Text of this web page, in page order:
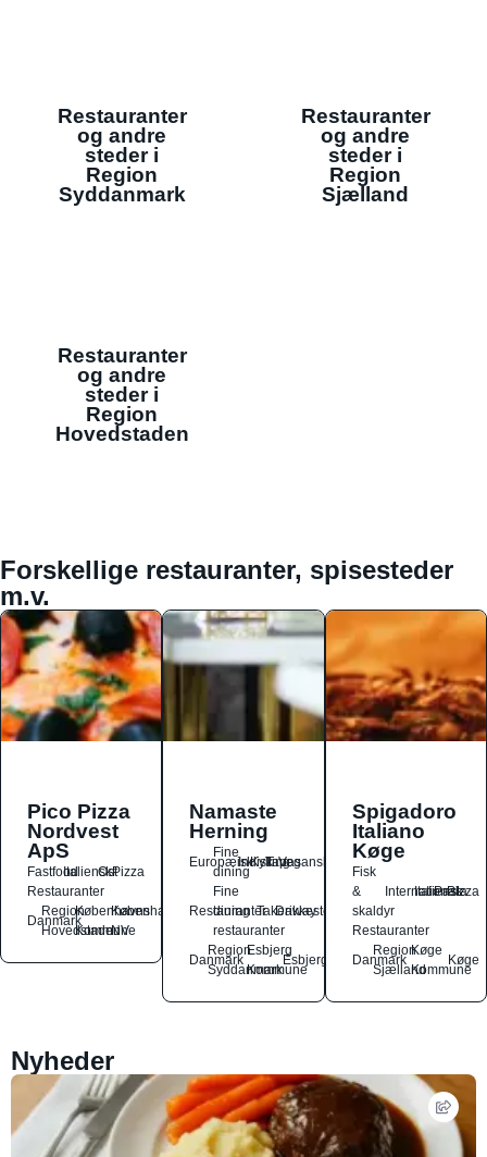
Restauranter
og andre
steder i
Region
Syddanmark
Restauranter
og andre
steder i
Region
Sjælland
Restauranter
og andre
steder i
Region
Hovedstaden
Forskellige restauranter, spisesteder
m.v.
Pico Pizza
Nordvest
ApS
FastfoodItaliensk
OstPizza
Restauranter
Danmark
Region
Hovedstaden
Københavns
Kommune
København
NV
Namaste
Herning
Europæisk
Fine
dining
Indisk
Kylling
Tapas
Vegansk
Restauranter
Fine
dining
restauranter
Takeaway
Drikkesteder
Danmark
Region
Syddanmark
Esbjerg
Kommune
Esbjerg
Spigadoro
Italiano
Køge
Fisk
&
skaldyr
International
Italiensk
Pasta
Pizza
Restauranter
Danmark
Region
Sjælland
Køge
Kommune
Køge
Nyheder